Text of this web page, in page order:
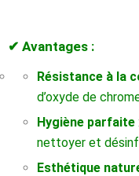
✔ Avantages :
Résistance à la
d’oxyde de
Hygiène parfaite
nettoyer et
Esthétique